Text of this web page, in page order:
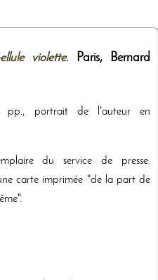
violette. Paris,
Bernard
pp., portrait de l'auteur en
du service de presse.
carte imprimée "de la part de